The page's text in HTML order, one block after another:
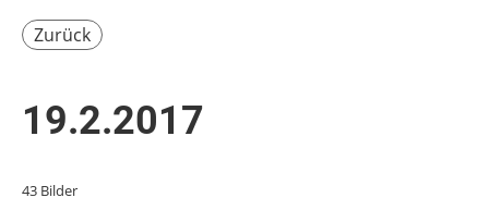
Zurück
19.2.2017
43 Bilder